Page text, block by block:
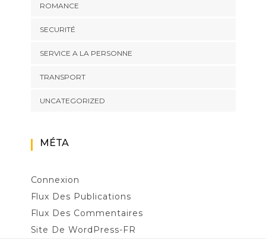
ROMANCE
SECURITÉ
SERVICE A LA PERSONNE
TRANSPORT
UNCATEGORIZED
MÉTA
Connexion
Flux Des Publications
Flux Des Commentaires
Site De WordPress-FR